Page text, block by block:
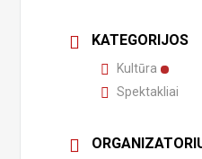
KATEGORIJOS
Kultūra
Spektakliai